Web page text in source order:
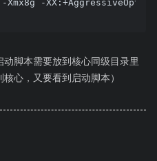
-XX:+AggressiveOpts -
脚本需要放到核心同级目录里
心，又要看到启动脚本）